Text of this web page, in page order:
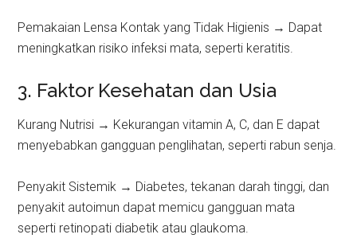
Pemakaian Lensa Kontak yang Tidak Higienis → Dapat
meningkatkan risiko infeksi mata, seperti keratitis.
3. Faktor Kesehatan dan Usia
Kurang Nutrisi → Kekurangan vitamin A, C, dan E dapat
menyebabkan gangguan penglihatan, seperti rabun senja.
Penyakit Sistemik → Diabetes, tekanan darah tinggi, dan
penyakit autoimun dapat memicu gangguan mata
seperti retinopati diabetik atau glaukoma.